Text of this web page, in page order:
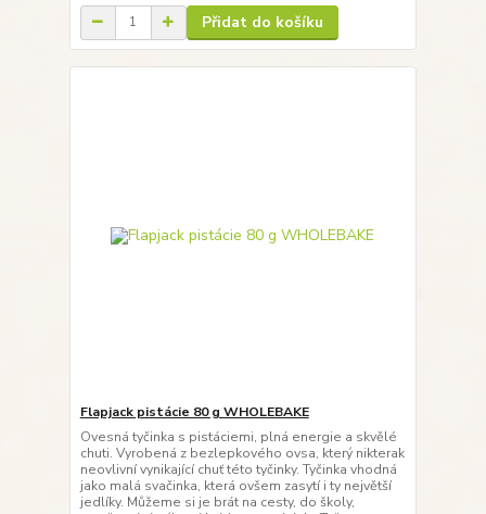
Přidat do košíku
Flapjack pistácie 80 g WHOLEBAKE
Ovesná tyčinka s pistáciemi, plná energie a skvělé
chuti. Vyrobená z bezlepkového ovsa, který nikterak
neovlivní vynikající chuť této tyčinky. Tyčinka vhodná
jako malá svačinka, která ovšem zasytí i ty největší
jedlíky. Můžeme si je brát na cesty, do školy,